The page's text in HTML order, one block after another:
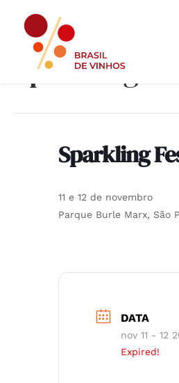
Sparkling
Sparkling
11 e 12 de novembro
Parque Burle Marx, São
DATA
nov 11 - 12
Expired!